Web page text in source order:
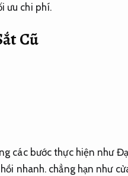
ưu chi phí.
Cũ
các bước thực hiện như
nhanh. chẳng hạn như